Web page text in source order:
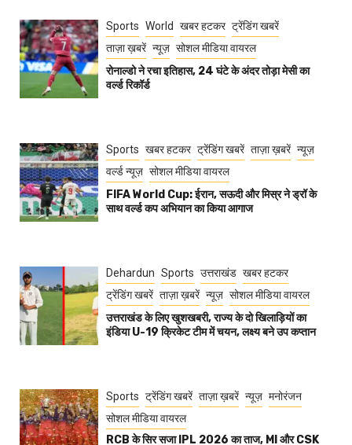
Sports World खबर हटकर ट्रेंडिंग खबरें
ताज़ा ख़बरें न्यूज़ सोशल मीडिया वायरल
रोनाल्डो ने रचा इतिहास, 24 घंटे के अंदर तोड़ा मेसी का
वर्ल्ड रिकॉर्ड
Sports खबर हटकर ट्रेंडिंग खबरें ताज़ा ख़बरें न्यूज़
वर्ल्ड न्यूज़ सोशल मीडिया वायरल
FIFA World Cup: ईरान, सऊदी और मिस्र ने ड्रॉ के
साथ वर्ल्ड कप अभियान का किया आगाज
Dehardun Sports उत्तराखंड खबर हटकर
ट्रेंडिंग खबरें ताज़ा ख़बरें न्यूज़ सोशल मीडिया वायरल
उत्तराखंड के लिए खुशखबरी, राज्य के दो खिलाड़ियों का
इंडिया U-19 क्रिकेट टीम में चयन, लक्ष्य बने उप कप्तान
Sports ट्रेंडिंग खबरें ताज़ा ख़बरें न्यूज़ मनोरंजन
सोशल मीडिया वायरल
RCB के सिर सजा IPL 2026 का ताज, MI और CSK